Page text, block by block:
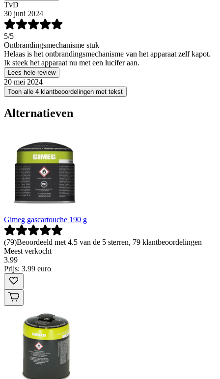
TvD
30 juni 2024
5/5
Ontbrandingsmechanisme stuk
Helaas is het ontbrandingsmechanisme van het apparaat zelf kapot.
Ik steek het apparaat nu met een lucifer aan.
Lees hele review
20 mei 2024
Toon alle 4 klantbeoordelingen met tekst
Alternatieven
Gimeg gascartouche 190 g
(79)Beoordeeld met 4.5 van de 5 sterren, 79 klantbeoordelingen
Meest verkocht
3.99
Prijs: 3.99 euro